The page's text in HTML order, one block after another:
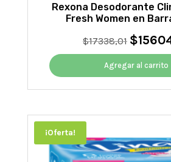
Rexona Desodorante
Fresh Women en
$17338,01 El
precio
original
era:
$
Agregar al carrito
¡Oferta!